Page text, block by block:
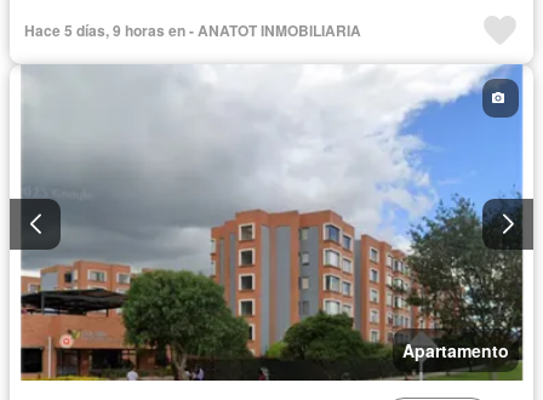
Hace 5 días, 9 horas en - ANATOT INMOBILIARIA
Apartamento